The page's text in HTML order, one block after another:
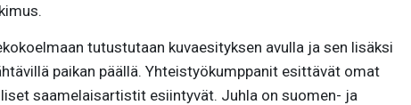
tutustutaan kuvaesityksen avulla ja sen lisäksi
paikan päällä. Yhteistyökumppanit esittävät omat
saamelaisartistit esiintyvät. Juhla on suomen- ja